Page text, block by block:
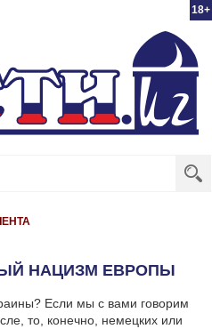
18+
НАЦИЗМ ЕВРОПЫ
Если мы с вами говорим
то, конечно, немецких или